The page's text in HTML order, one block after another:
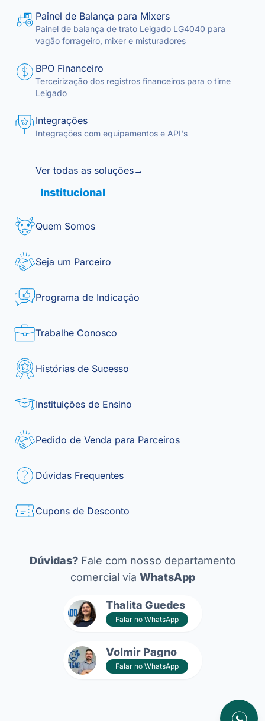
Painel de Balança para Mixers
Painel de balança de trato Leigado LG4040 para
vagão forrageiro, mixer e misturadores
BPO Financeiro
Terceirização dos registros financeiros para o time
Leigado
Integrações
Integrações com equipamentos e API's
Ver todas as soluções→
Institucional
Quem Somos
Seja um Parceiro
Programa de Indicação
Trabalhe Conosco
Histórias de Sucesso
Instituições de Ensino
Pedido de Venda para Parceiros
Dúvidas Frequentes
Cupons de Desconto
Dúvidas?Fale com nosso departamento
comercial via WhatsApp
Thalita Guedes
Falar no WhatsApp
Volmir Pagno
Falar no WhatsApp